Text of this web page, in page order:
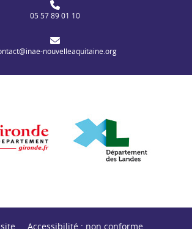
05 57 89 01 10
nouvelleaquitaine.org
de la Gironde
Département des Landes
Accessibilité : non conforme